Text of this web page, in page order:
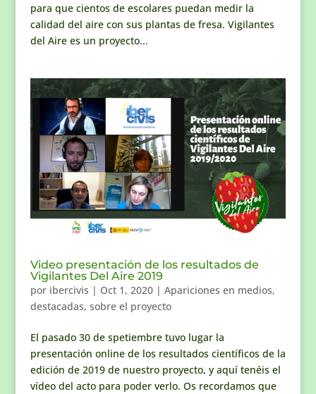
para que cientos de escolares puedan medir la
calidad del aire con sus plantas de fresa. Vigilantes
del Aire es un proyecto...
Video presentación de los resultados de
Vigilantes Del Aire 2019
por ibercivis | Oct 1, 2020| Apariciones en medios,
destacadas, sobre el proyecto
El pasado 30 de spetiembre tuvo lugar la
presentación online de los resultados científicos de la
edición de 2019 de nuestro proyecto, y aquí tenéis el
vídeo del acto para poder verlo. Os recordamos que